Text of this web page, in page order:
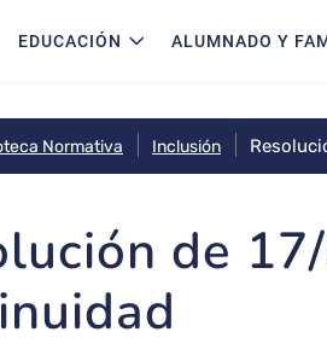
principal
EDUCACIÓN ALUMNADO Y
Normativa Inclusión
de